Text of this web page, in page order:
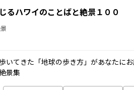
るハワイのことばと絶景１００
いてきた「地球の歩き方」があなたに
景集